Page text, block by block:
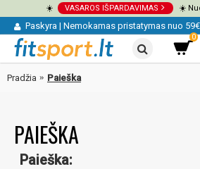
☀️ VASAROS IŠPARDAVIMAS ☀️
Paskyra | Nemokamas pristatymas nuo
0
Pradžia Paieška
PAIEŠKA
Paieška: